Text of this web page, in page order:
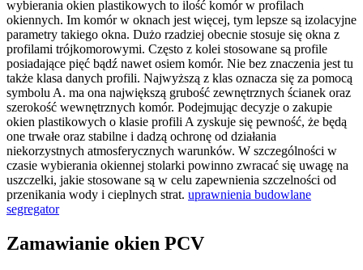
wybierania okien plastikowych to ilość komór w profilach
okiennych. Im komór w oknach jest więcej, tym lepsze są izolacyjne
parametry takiego okna. Dużo rzadziej obecnie stosuje się okna z
profilami trójkomorowymi. Często z kolei stosowane są profile
posiadające pięć bądź nawet osiem komór. Nie bez znaczenia jest tu
także klasa danych profili. Najwyższą z klas oznacza się za pomocą
symbolu A. ma ona największą grubość zewnętrznych ścianek oraz
szerokość wewnętrznych komór. Podejmując decyzje o zakupie
okien plastikowych o klasie profili A zyskuje się pewność, że będą
one trwałe oraz stabilne i dadzą ochronę od działania
niekorzystnych atmosferycznych warunków. W szczególności w
czasie wybierania okiennej stolarki powinno zwracać się uwagę na
uszczelki, jakie stosowane są w celu zapewnienia szczelności od
przenikania wody i cieplnych strat. uprawnienia budowlane
segregator
Zamawianie okien PCV